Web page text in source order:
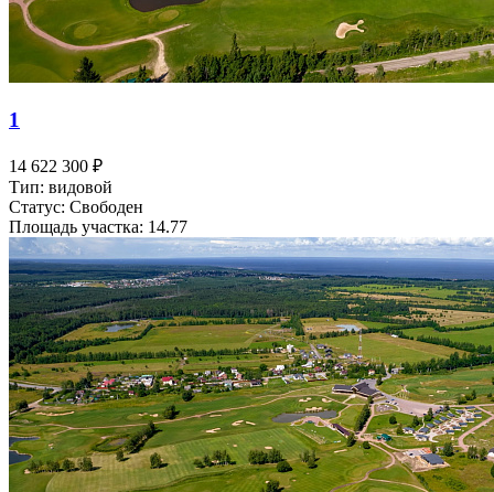
1
14 622 300 ₽
Тип: видовой
Статус: Свободен
Площадь участка: 14.77